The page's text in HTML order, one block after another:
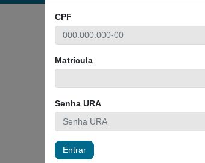
CPF
Matrícula
Senha URA
Entrar